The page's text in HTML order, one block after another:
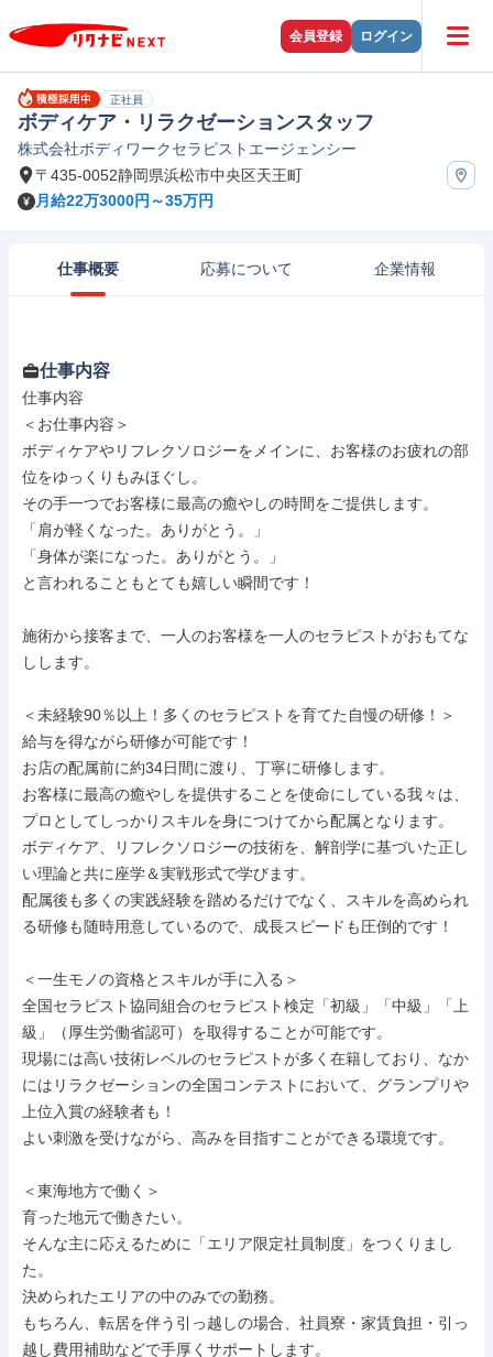
会員登録 ログイン
正社員
ボディケア・リラクゼーションスタッフ
株式会社ボディワークセラピストエージェンシー
〒435-0052静岡県浜松市中央区天王町
月給22万3000円～35万円
仕事概要 応募について 企業情報
仕事内容
仕事内容
＜お仕事内容＞
ボディケアやリフレクソロジーをメインに、お客様のお疲れの部
位をゆっくりもみほぐし。
その手一つでお客様に最高の癒やしの時間をご提供します。
「肩が軽くなった。ありがとう。」
「身体が楽になった。ありがとう。」
と言われることもとても嬉しい瞬間です！
施術から接客まで、一人のお客様を一人のセラピストがおもてな
しします。
＜未経験90％以上！多くのセラピストを育てた自慢の研修！＞
給与を得ながら研修が可能です！
お店の配属前に約34日間に渡り、丁寧に研修します。
お客様に最高の癒やしを提供することを使命にしている我々は、
プロとしてしっかりスキルを身につけてから配属となります。
ボディケア、リフレクソロジーの技術を、解剖学に基づいた正し
い理論と共に座学＆実戦形式で学びます。
配属後も多くの実践経験を踏めるだけでなく、スキルを高められ
る研修も随時用意しているので、成長スピードも圧倒的です！
＜一生モノの資格とスキルが手に入る＞
全国セラピスト協同組合のセラピスト検定「初級」「中級」「上
級」（厚生労働省認可）を取得することが可能です。
現場には高い技術レベルのセラピストが多く在籍しており、なか
にはリラクゼーションの全国コンテストにおいて、グランプリや
上位入賞の経験者も！
よい刺激を受けながら、高みを目指すことができる環境です。
＜東海地方で働く＞
育った地元で働きたい。
そんな主に応えるために「エリア限定社員制度」をつくりまし
た。
決められたエリアの中のみでの勤務。
もちろん、転居を伴う引っ越しの場合、社員寮・家賃負担・引っ
越し費用補助などで手厚くサポートします。